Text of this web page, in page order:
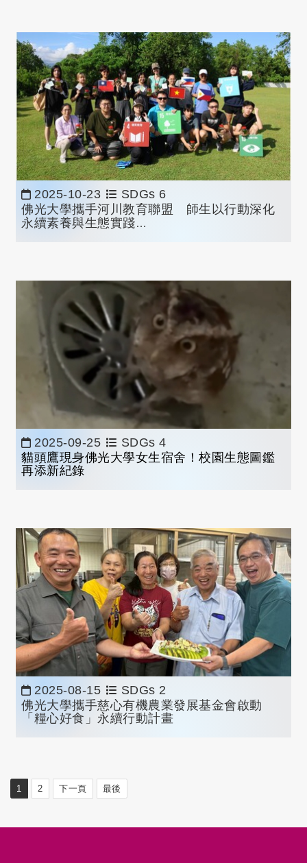
2025-10-23
SDGs 6
佛光大學攜手河川教育聯盟 師生以行動深化
永續素養與生態實踐
2025-09-25
SDGs 4
貓頭鷹現身佛光大學女生宿舍！校園生態圖鑑
再添新紀錄
2025-08-15
SDGs 2
佛光大學攜手慈心有機農業發展基金會啟動
「糧心好食」永續行動計畫
1 2 下一頁 最後